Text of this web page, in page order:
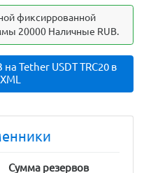
фиксиррованной
20000 Наличные RUB.
Tether USDT TRC20 в
Сумма резервов